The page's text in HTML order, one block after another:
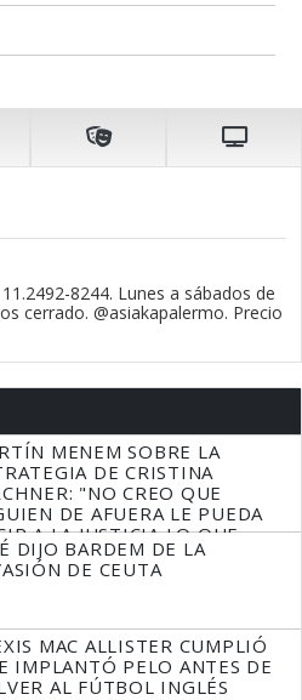
8244. Lunes a sábados de
cerrado. @asiakapalermo. Precio
MENEM SOBRE LA
DE CRISTINA
"NO CREO QUE
DE AFUERA LE PUEDA
A LA JUSTICIA LO QUE
QUE HACER"
DIJO BARDEM DE LA
DE CEUTA
MAC ALLISTER CUMPLIÓ
IMPLANTÓ PELO ANTES DE
AL FÚTBOL INGLÉS